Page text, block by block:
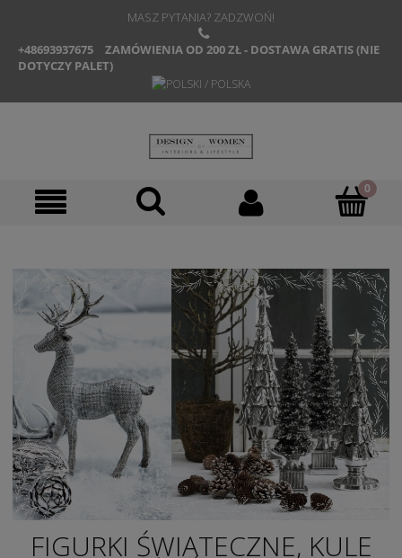
MASZ PYTANIA? ZADZWOŃ!
+48693937675
ZAMÓWIENIA OD 200 ZŁ - DOSTAWA GRATIS (NIE
DOTYCZY PALET)
FIGURKI ŚWIĄTECZNE, KULE